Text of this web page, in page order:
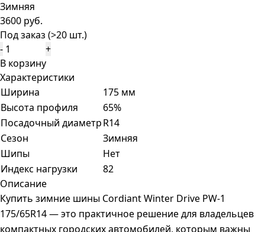
Зимняя
3600 руб.
Под заказ (>20 шт.)
-
+
В корзину
Характеристики
Ширина
175 мм
Высота профиля
65%
Посадочный диаметрR14
Сезон
Зимняя
Шипы
Нет
Индекс нагрузки
82
Описание
Купить зимние шины Cordiant Winter Drive PW-1
175/65R14 — это практичное решение для владельцев
компактных городских автомобилей, которым важны